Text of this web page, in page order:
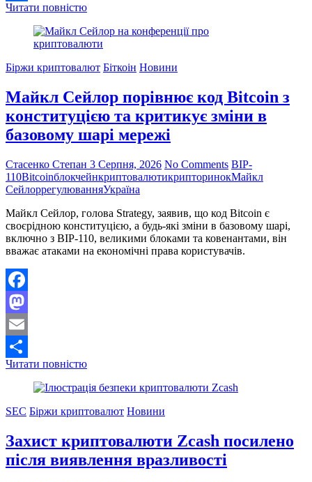
Поділитися
Читати повністюЗлам
криптографії:
інновації
безпеці
оновлення
Zcash
Біржи криптовалют Біткоін Новини
Майкл Сейлор порівнює код Bitcoin з
конституцією та критикує зміни в
базовому шарі мережі
Стасенко Степан 3 Серпня, 2026 No Comments BIP-
110BitcoinблокчейнкриптовалютикрипторинокМайкл
СейлоррегулюванняУкраїна
Майкл Сейлор, голова Strategy, заявив, що код Bitcoin є
своєрідною конституцією, а будь-які зміни в базовому шарі,
включно з BIP-110, великими блоками та ковенантами, він
вважає атаками на економічні права користувачів.
Facebook
Mastodon
Email
Поділитися
Читати повністюМайкл
порівнює
Bitcoin
конституцією
та
критикує
SEC Біржи криптовалют Новини
Захист криптовалюти Zcash посилено
після виявлення вразливості